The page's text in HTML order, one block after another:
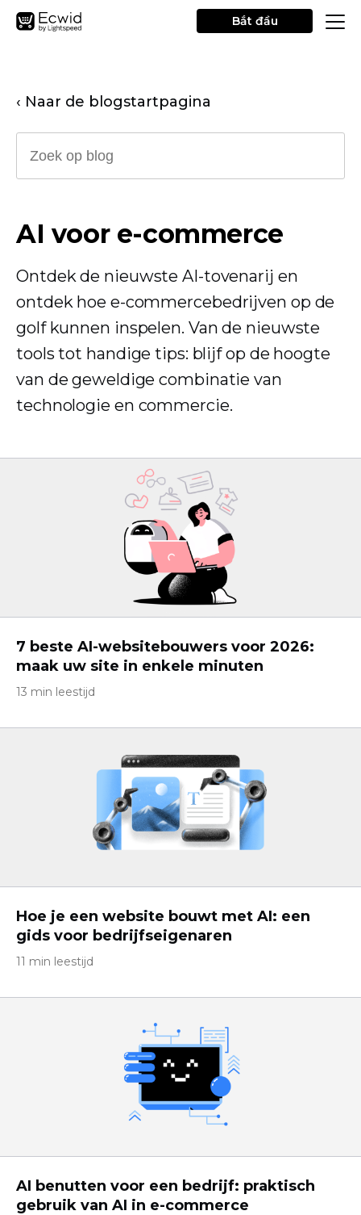
Bắt đầu
‹ Naar de blogstartpagina
AI voor e-commerce
Ontdek de nieuwste AI-tovenarij en
ontdek hoe e-commercebedrijven op de
golf kunnen inspelen. Van de nieuwste
tools tot handige tips: blijf op de hoogte
van de geweldige combinatie van
technologie en commercie.
7 beste AI-websitebouwers voor 2026:
maak uw site in enkele minuten
13 min leestijd
Hoe je een website bouwt met AI: een
gids voor bedrijfseigenaren
11 min leestijd
AI benutten voor een bedrijf: praktisch
gebruik van AI in e-commerce